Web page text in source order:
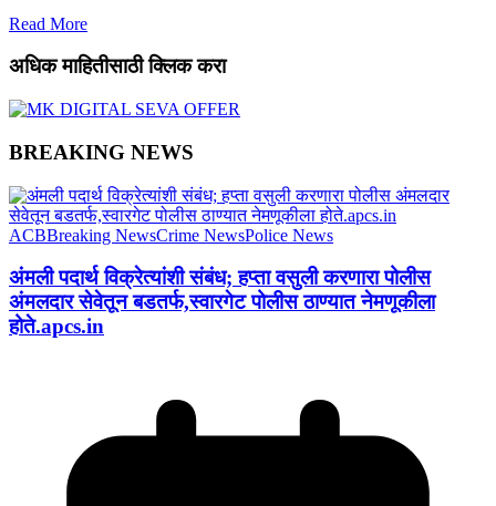
Read More
अधिक माहितीसाठी क्लिक करा
BREAKING NEWS
ACBBreaking NewsCrime NewsPolice News
अंमली पदार्थ विक्रेत्यांशी संबंध; हप्ता वसुली करणारा पोलीस
अंमलदार सेवेतून बडतर्फ,स्वारगेट पोलीस ठाण्यात नेमणूकीला
होते.apcs.in